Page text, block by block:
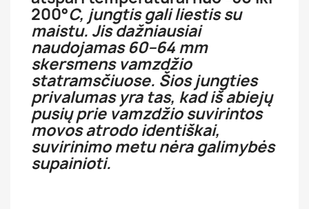
200°C, jungtis gali liestis su
maistu. Jis dažniausiai
naudojamas 60–64 mm
skersmens vamzdžio
statramsčiuose. Šios jungties
privalumas yra tas, kad iš abiejų
pusių prie vamzdžio suvirintos
movos atrodo identiškai,
suvirinimo metu nėra galimybės
supainioti.